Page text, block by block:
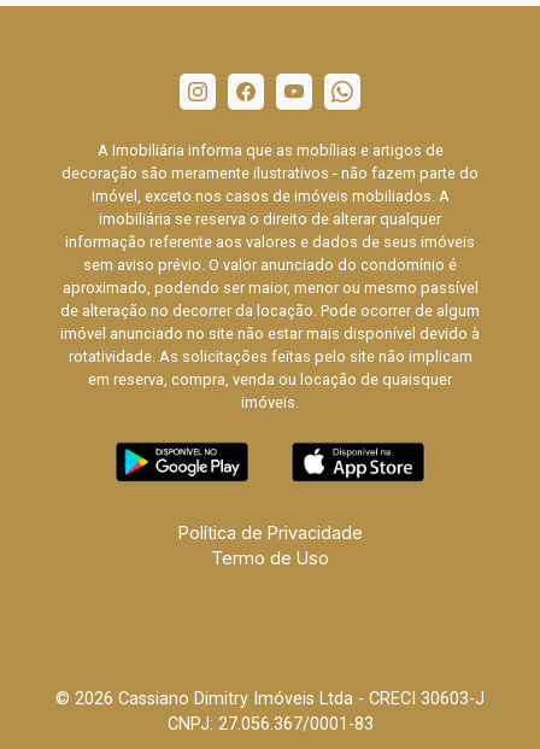
A Imobiliária informa que as mobílias e artigos de
decoração são meramente ilustrativos - não fazem parte do
imóvel, exceto nos casos de imóveis mobiliados. A
imobiliária se reserva o direito de alterar qualquer
informação referente aos valores e dados de seus imóveis
sem aviso prévio. O valor anunciado do condomínio é
aproximado, podendo ser maior, menor ou mesmo passível
de alteração no decorrer da locação. Pode ocorrer de algum
imóvel anunciado no site não estar mais disponível devido à
rotatividade. As solicitações feitas pelo site não implicam
em reserva, compra, venda ou locação de quaisquer
imóveis.
Política de Privacidade
Termo de Uso
© 2026 Cassiano Dimitry Imóveis Ltda - CRECI 30603-J
CNPJ: 27.056.367/0001-83